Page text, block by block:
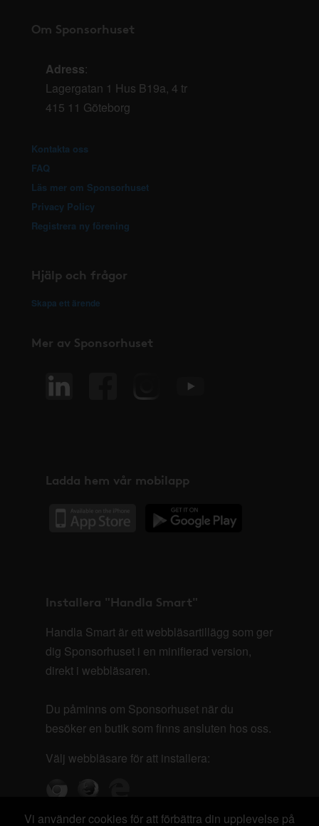
Om Sponsorhuset
Adress:
Lagergatan 1 Hus B19a, 4 tr
415 11 Göteborg
Kontakta oss
FAQ
Läs mer om Sponsorhuset
Privacy Policy
Registrera ny förening
Hjälp och frågor
Skapa ett ärende
Mer av Sponsorhuset
Ladda hem vår mobilapp
Installera "Handla Smart"
Handla Smart är ett webbläsartillägg som ger
dig Sponsorhuset i en minifierad version,
direkt i webbläsaren.
Du påminns om Sponsorhuset när du
besöker en butik som finns ansluten hos oss.
Välj webbläsare för att installera:
Vi använder cookies för att förbättra din upplevelse på